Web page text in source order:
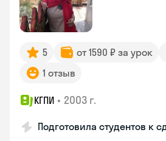
5 от 1590 ₽ за урок
1 отзыв
КГПИ • 2003 г.
Подготовила студентов к